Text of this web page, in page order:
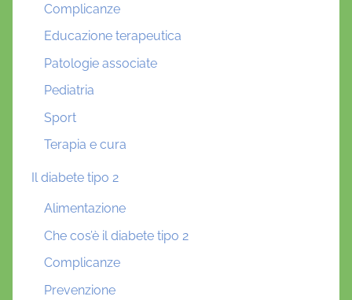
Complicanze
Educazione terapeutica
Patologie associate
Pediatria
Sport
Terapia e cura
Il diabete tipo 2
Alimentazione
Che cos’è il diabete tipo 2
Complicanze
Prevenzione